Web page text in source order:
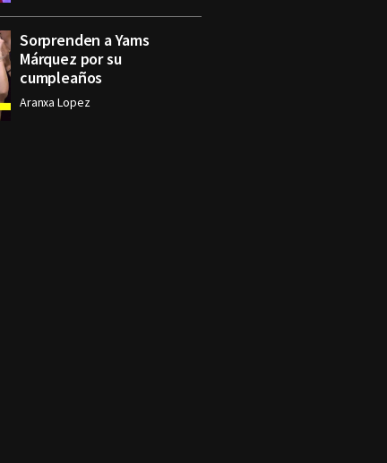
Sorprenden a Yams
Márquez por su
cumpleaños
Aranxa Lopez